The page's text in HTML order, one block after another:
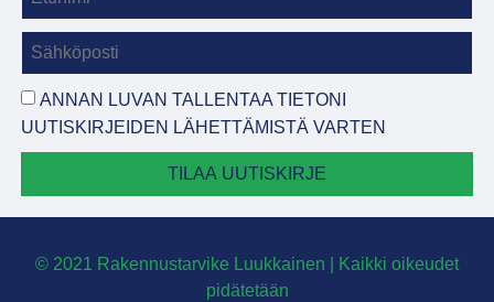
ANNAN LUVAN TALLENTAA TIETONI
UUTISKIRJEIDEN LÄHETTÄMISTÄ VARTEN
TILAA UUTISKIRJE
© 2021 Rakennustarvike Luukkainen | Kaikki oikeudet
pidätetään